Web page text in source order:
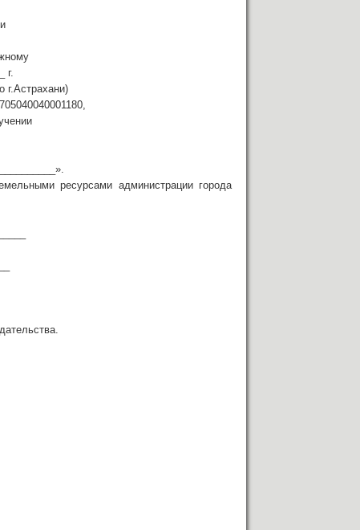
г.
г.Астрахани)
ресурсами администрации города